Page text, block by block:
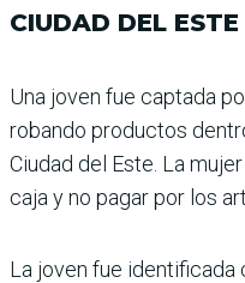
CIUDAD DEL ESTE
Una joven fue captada
robando productos
Ciudad del Este. La
caja y no pagar por los
La joven fue identificada